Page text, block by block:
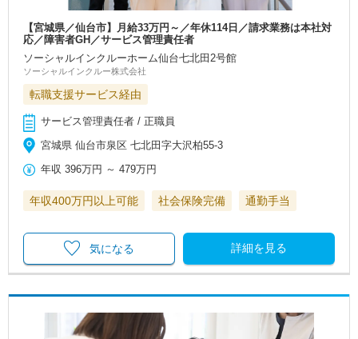
【宮城県／仙台市】月給33万円～／年休114日／請求業務は本社対
応／障害者GH／サービス管理責任者
ソーシャルインクルーホーム仙台七北田2号館
ソーシャルインクルー株式会社
転職支援サービス経由
サービス管理責任者 / 正職員
宮城県 仙台市泉区 七北田字大沢柏55-3
年収 396万円 ～479万円
年収400万円以上可能 社会保険完備 通勤手当
詳細を見る
気になる